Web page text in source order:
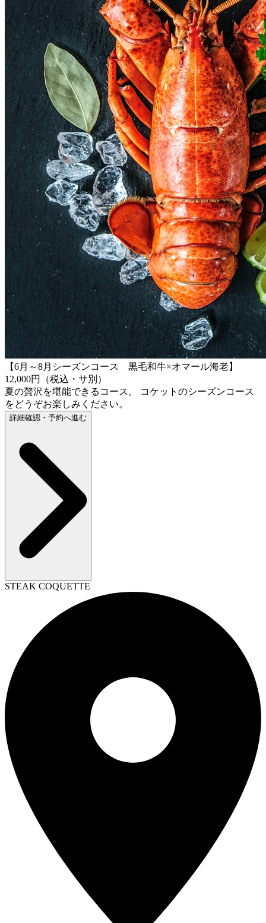
【6月～8月シーズンコース 黒毛和牛×オマール海老】
12,000円（税込・サ別）
夏の贅沢を堪能できるコース。 コケットのシーズンコース
をどうぞお楽しみください。
詳細確認・予約へ進む
STEAK COQUETTE